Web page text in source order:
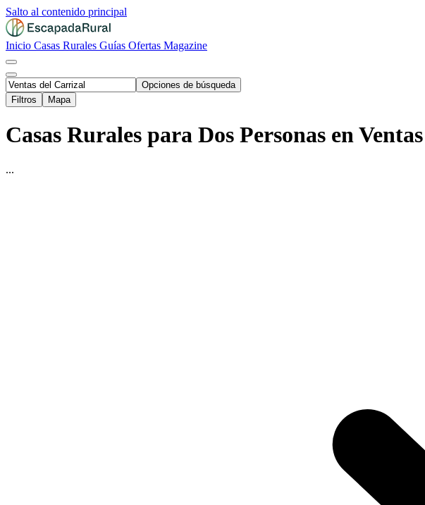
Salto al contenido principal
Inicio Casas Rurales Guías Ofertas Magazine
Opciones de búsqueda
Filtros
Mapa
Casas Rurales para Dos Personas en
...